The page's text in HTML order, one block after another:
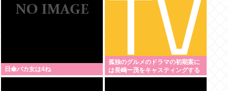
日傘バカ女は4ね
孤独のグルメのドラマの初期案に
は長嶋ー茂をキャスティングする
案もあった←これ